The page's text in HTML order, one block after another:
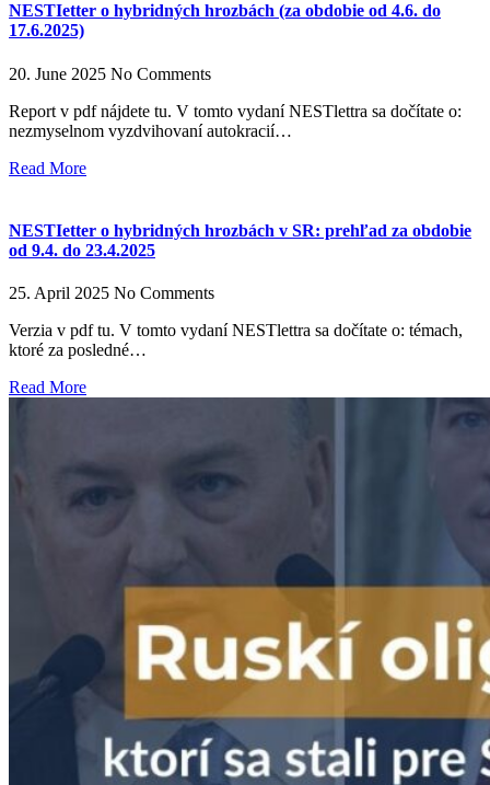
NESTIetter o hybridných hrozbách (za obdobie od 4.6. do
17.6.2025)
20. June 2025 No Comments
Report v pdf nájdete tu. V tomto vydaní NESTlettra sa dočítate o:
nezmyselnom vyzdvihovaní autokracií…
Read More
NESTIetter o hybridných hrozbách v SR: prehľad za obdobie
od 9.4. do 23.4.2025
25. April 2025 No Comments
Verzia v pdf tu. V tomto vydaní NESTlettra sa dočítate o: témach,
ktoré za posledné…
Read More